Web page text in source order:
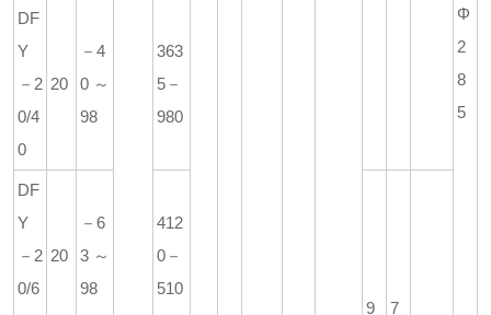
Φ
2
8
5
DF
Y
－2
0/4
0
20
－4
0～
98
363
5－
980
DF
Y
－2
0/6
20
－6
3～
98
412
0－
510
9
7